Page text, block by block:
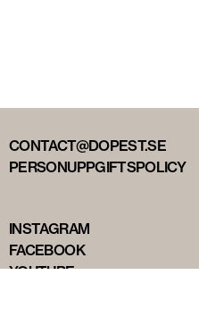
CONTACT@DOPEST.SE
PERSONUPPGIFTSPOLICY
INSTAGRAM
FACEBOOK
YOUTUBE